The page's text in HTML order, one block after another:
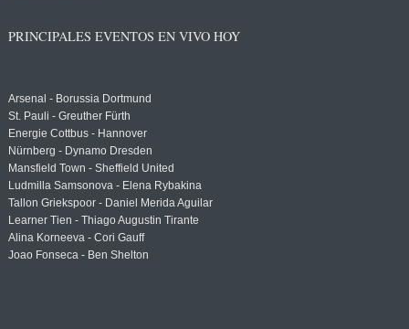
PRINCIPALES EVENTOS EN VIVO HOY
Arsenal - Borussia Dortmund
St. Pauli - Greuther Fürth
Energie Cottbus - Hannover
Nürnberg - Dynamo Dresden
Mansfield Town - Sheffield United
Ludmilla Samsonova - Elena Rybakina
Tallon Griekspoor - Daniel Merida Aguilar
Learner Tien - Thiago Augustin Tirante
Alina Korneeva - Cori Gauff
Joao Fonseca - Ben Shelton